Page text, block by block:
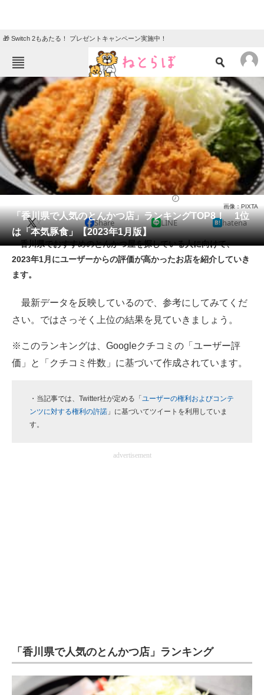
🎁 Switch 2もあたる！ プレゼントキャンペーン実施中！
ねとらぼメニュー
TOP ニュース
エンタメ クイズ
グルメ 地域
住まい 教育・育児
動物 リサーチ
会員記事
メディア
注目記事を集めた総合ページ
スマホと通信の最新トレンド
進化するPCとデバイスの未来
好きが集まる 比べて選べる
AI活用のいまが分かる
エレクトロニクス専門サイト
「香川県で人気のとんかつ店」ランキングTOP8！ 1位
は「本気豚食」【2023年1月版】
画像：PIXTA
X Share LINE hatena
香川県でおすすめのとんかつ屋を探している人に向けて、
2023年1月にユーザーからの評価が高かったお店を紹介していき
ます。
最新データを反映しているので、参考にしてみてくだ
さい。ではさっそく上位の結果を見ていきましょう。
※このランキングは、Googleクチコミの「ユーザー評
価」と「クチコミ件数」に基づいて作成されています。
・当記事では、Twitter社が定める「 ユーザーの権利およびコンテ
ンツに対する権利の許諾 」に基づいてツイートを利用していま
す。
advertisement
「香川県で人気のとんかつ店」ランキング